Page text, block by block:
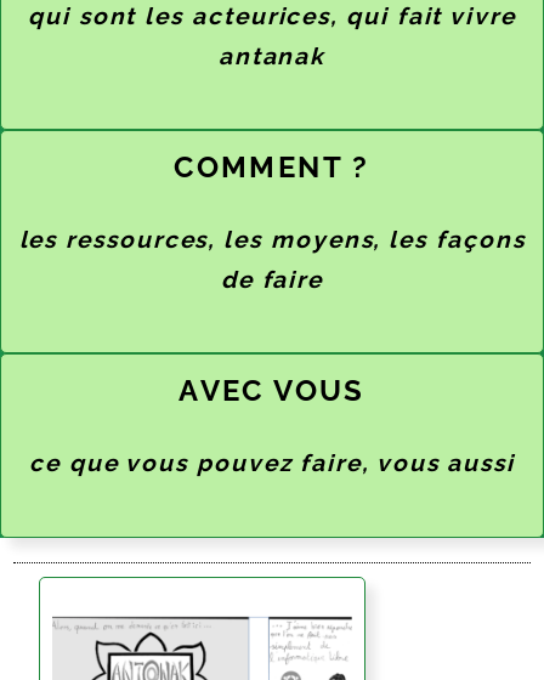
qui sont les acteurices, qui fait vivre
antanak
COMMENT ?
les ressources, les moyens, les façons
de faire
AVEC VOUS
ce que vous pouvez faire, vous aussi